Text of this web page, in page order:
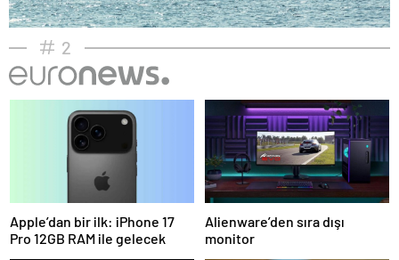
2
Apple’dan bir ilk: iPhone 17
Pro 12GB RAM ile gelecek
Alienware’den sıra dışı
monitor